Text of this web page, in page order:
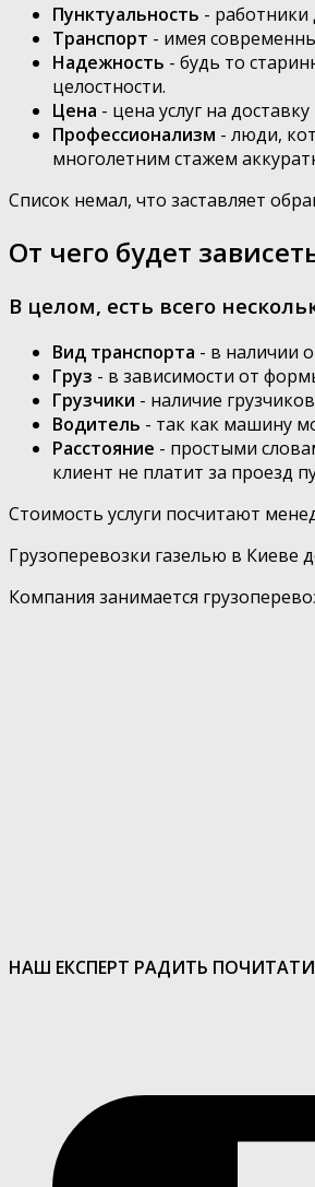
Пунктуальность -
Транспорт - имея
Надежность - будь то
целостности.
Цена - цена услуг на
Профессионализм - люди,
многолетним стажем
Список немал, что заставляет
От чего будет
В целом, есть всего
Вид транспорта - в наличии
Груз - в зависимости от
Грузчики - наличие
Водитель - так как машину
Расстояние - простыми
клиент не платит за проезд
Стоимость услуги посчитают
Грузоперевозки газелью в Киеве
Компания занимается
НАШ ЕКСПЕРТ РАДИТЬ